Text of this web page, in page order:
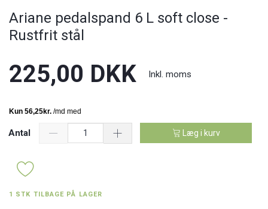
Ariane pedalspand 6 L soft close -
Rustfrit stål
225,00 DKK Inkl. moms
Antal Læg i kurv
1 STK TILBAGE PÅ LAGER